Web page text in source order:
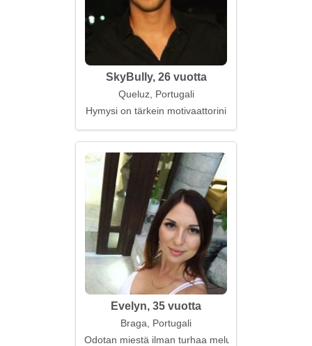
SkyBully, 26 vuotta
Queluz, Portugali
Hymysi on tärkein motivaattorini
Evelyn, 35 vuotta
Braga, Portugali
Odotan miestä ilman turhaa melua